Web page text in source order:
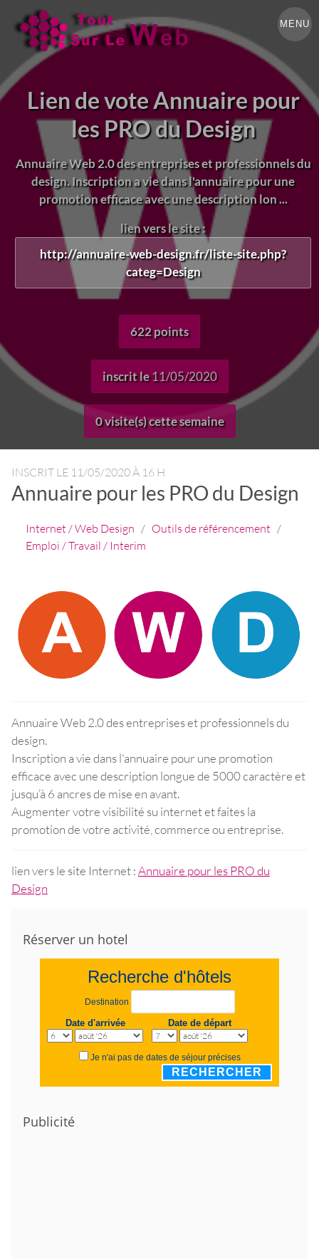
MENU
Lien de vote Annuaire pour
les PRO du Design
Annuaire Web 2.0 des entreprises et professionnels du
design. Inscription a vie dans l'annuaire pour une
promotion efficace avec une description lon ...
lien vers le site :
http://annuaire-web-design.fr/liste-site.php?
categ=Design
622 points
inscrit le11/05/2020
0 visite(s) cette semaine
INSCRIT LE 11/05/2020 À 16 H
Annuaire pour les PRO du Design
Internet / Web Design / Outils de référencement /
Emploi / Travail / Interim
Annuaire Web 2.0 des entreprises et professionnels du
design.
Inscription a vie dans l'annuaire pour une promotion
efficace avec une description longue de 5000 caractère et
jusqu’à 6 ancres de mise en avant.
Augmenter votre visibilité su internet et faites la
promotion de votre activité, commerce ou entreprise.
lien vers le site Internet :Annuaire pour les PRO du
Design
Réserver un hotel
Recherche d'hôtels
Destination
Date d'arrivée Date de départ
Je n'ai pas de dates de séjour précises
RECHERCHER
Publicité